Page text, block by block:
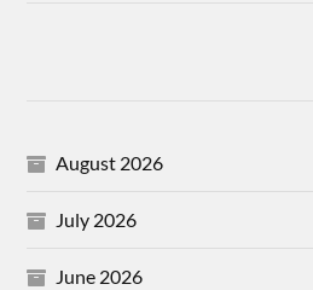
August 2026
July 2026
June 2026